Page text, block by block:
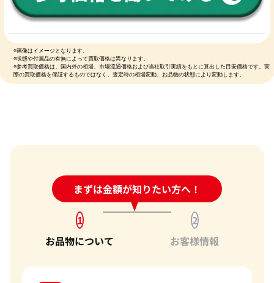
※画像はイメージとなります。
※状態や付属品の有無によって買取価格は異なります。
※参考買取価格は、国内外の相場、市場流通価格および当社取引実績をもとに算出した目安価格です。実
際の買取価格を保証するものではなく、査定時の相場変動、お品物の状態により変動します。
まずは金額が知りたい方へ！
24時間受付中!問い合わせフォーム
1
お品物について
2
お客様情報